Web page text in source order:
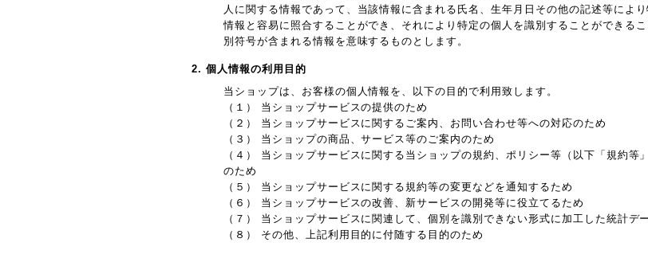
人に関する情報であって、当該情報に含まれる氏名、生年月日その他の記述等によ
情報と容易に照合することができ、それにより特定の個人を識別することができる
別符号が含まれる情報を意味するものとします。
2. 個人情報の利用目的
当ショップは、お客様の個人情報を、以下の目的で利用致します。
（１） 当ショップサービスの提供のため
（２） 当ショップサービスに関するご案内、お問い合わせ等への対応のため
（３） 当ショップの商品、サービス等のご案内のため
（４） 当ショップサービスに関する当ショップの規約、ポリシー等（以下「規約
のため
（５） 当ショップサービスに関する規約等の変更などを通知するため
（６） 当ショップサービスの改善、新サービスの開発等に役立てるため
（７） 当ショップサービスに関連して、個別を識別できない形式に加工した統計デ
（８） その他、上記利用目的に付随する目的のため